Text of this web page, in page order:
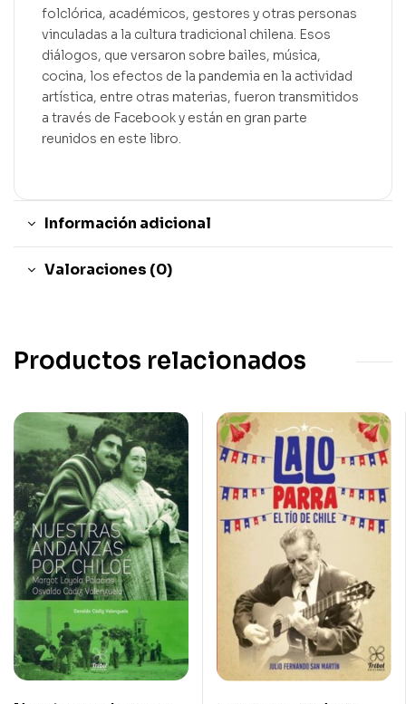
folclórica, académicos, gestores y otras personas
vinculadas a la cultura tradicional chilena. Esos
diálogos, que versaron sobre bailes, música,
cocina, los efectos de la pandemia en la actividad
artística, entre otras materias, fueron transmitidos
a través de Facebook y están en gran parte
reunidos en este libro.
Información adicional
Valoraciones (0)
Productos relacionados